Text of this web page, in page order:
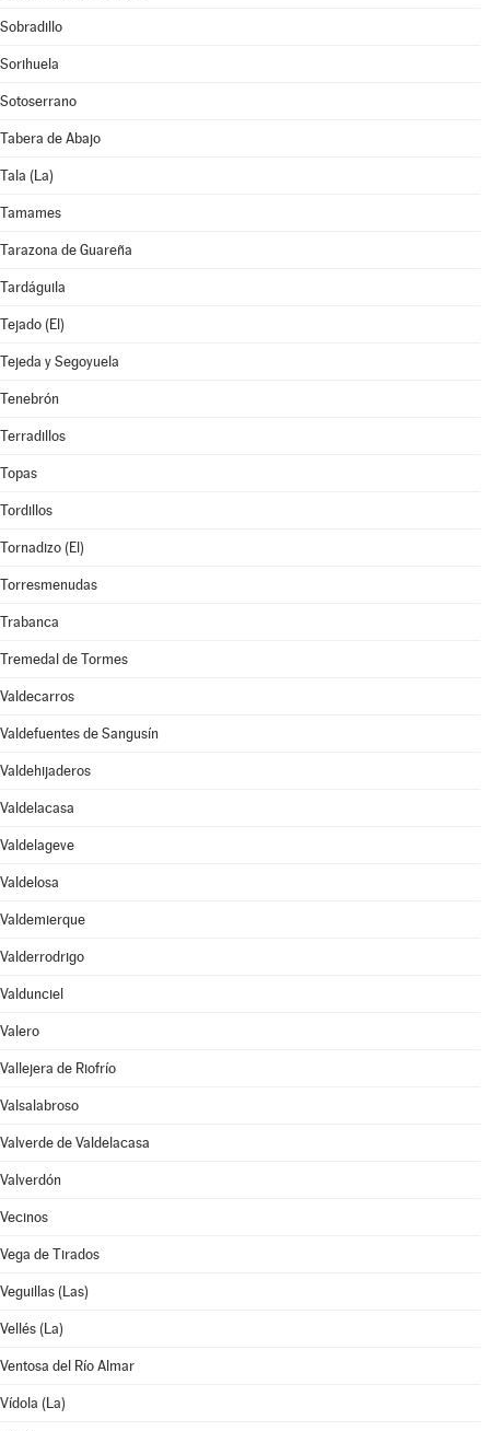
Sobradillo
Sorihuela
Sotoserrano
Tabera de Abajo
Tala (La)
Tamames
Tarazona de Guareña
Tardáguila
Tejado (El)
Tejeda y Segoyuela
Tenebrón
Terradillos
Topas
Tordillos
Tornadizo (El)
Torresmenudas
Trabanca
Tremedal de Tormes
Valdecarros
Valdefuentes de Sangusín
Valdehijaderos
Valdelacasa
Valdelageve
Valdelosa
Valdemierque
Valderrodrigo
Valdunciel
Valero
Vallejera de Riofrío
Valsalabroso
Valverde de Valdelacasa
Valverdón
Vecinos
Vega de Tirados
Veguillas (Las)
Vellés (La)
Ventosa del Río Almar
Vídola (La)